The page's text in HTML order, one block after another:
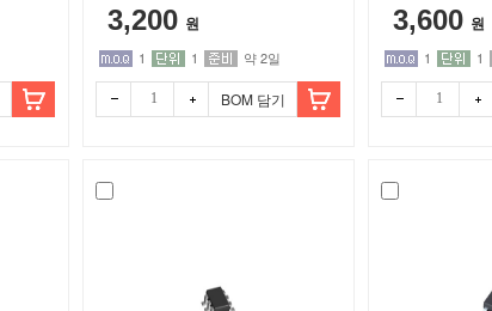
빼기 더하 빼기 더하
3,200 원
1 1 약 2일
BOM 담기
3,600 원
1 1